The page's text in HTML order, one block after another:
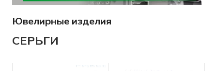
Оценим онлайн!
Ювелирные изделия
СЕРЬГИ